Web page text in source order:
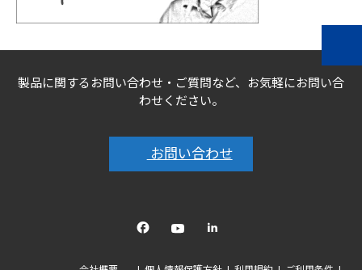
製品に関するお問い合わせ・ご質問など、お気軽にお問い合
わせください。
お問い合わせ
linkedin